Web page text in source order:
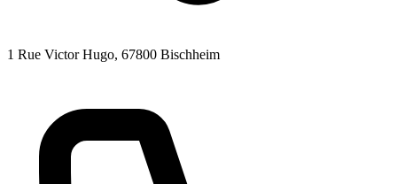
1 Rue Victor Hugo, 67800 Bischheim